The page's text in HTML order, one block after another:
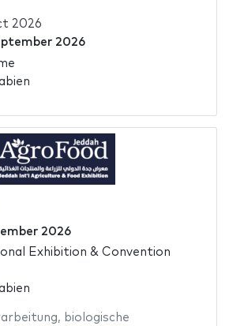
2026
2026
2026
Exhibition & Convention
, biologische